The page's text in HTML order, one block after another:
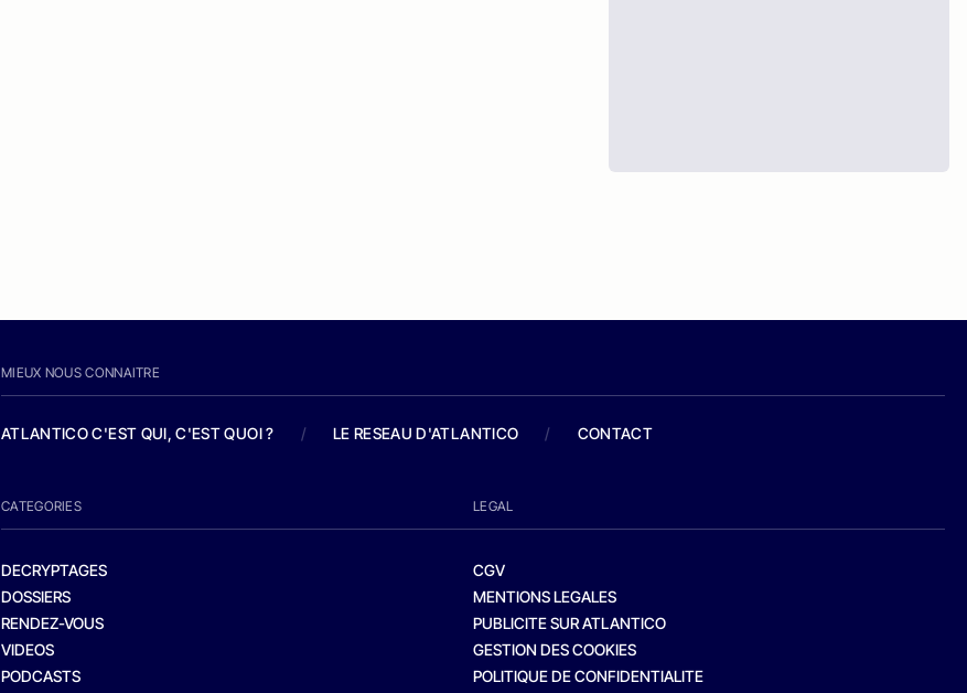
MIEUX NOUS CONNAITRE
ATLANTICO C'EST QUI, C'EST QUOI ? / LE RESEAU D'ATLANTICO / CONTACT
CATEGORIES
DECRYPTAGES
DOSSIERS
RENDEZ-VOUS
VIDEOS
PODCASTS
LEGAL
CGV
MENTIONS LEGALES
PUBLICITE SUR ATLANTICO
GESTION DES COOKIES
POLITIQUE DE CONFIDENTIALITE